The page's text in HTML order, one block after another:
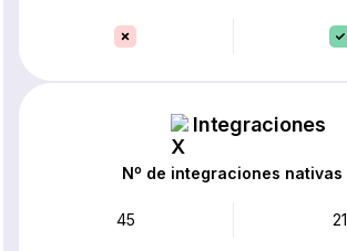
Integraciones
Nº de integraciones nativas
45 21